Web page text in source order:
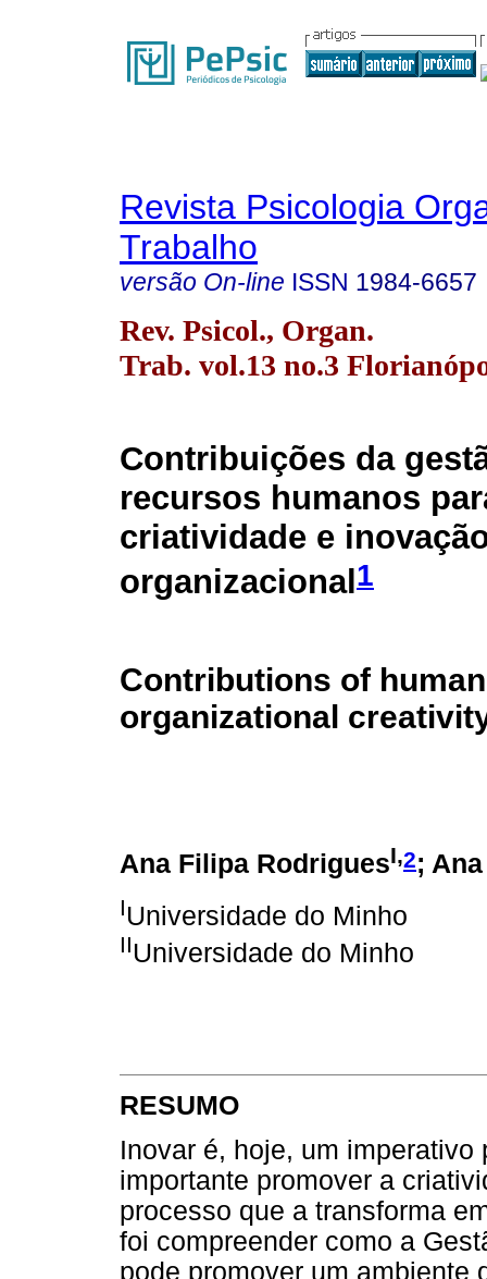
Revista Psicologia
Trabalho
versão On-line ISSN 1984-6657
Rev. Psicol., Organ.
Trab. vol.13 no.3
Contribuições da
recursos humanos
criatividade e
organizacional 1
Contributions of
organizational
Ana Filipa RodriguesI,2;
IUniversidade do Minho
IIUniversidade do Minho
RESUMO
Inovar é, hoje, um
importante promover a
processo que a transforma
foi compreender como a
pode promover um ambiente